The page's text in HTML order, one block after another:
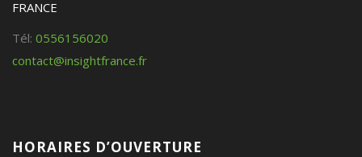
FRANCE
Tél: 0556156020
contact@insightfrance.fr
HORAIRES D’OUVERTURE